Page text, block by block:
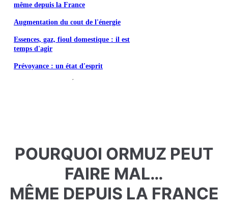
même depuis la France
Augmentation du cout de l'énergie
Essences, gaz, fioul domestique : il est
temps d'agir
Prévoyance : un état d'esprit
POURQUOI ORMUZ PEUT
FAIRE MAL…
MÊME DEPUIS LA FRANCE